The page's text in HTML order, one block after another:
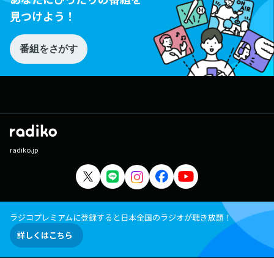
見つけよう！
番組をさがす
radiko.jp
ラジコプレミアムに登録すると日本全国のラジオが聴き放題！
詳しくはこちら